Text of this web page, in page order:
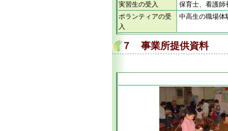
実習生の受入
保育士、看護
ボランティアの受
入
中高生の職場
７ 事業所提供資料